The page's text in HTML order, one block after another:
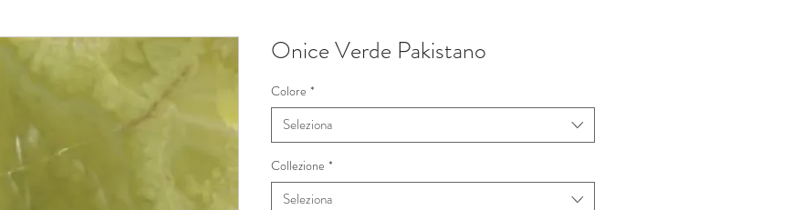
Onice Verde Pakistano
Colore *
Seleziona
Collezione *
Seleziona